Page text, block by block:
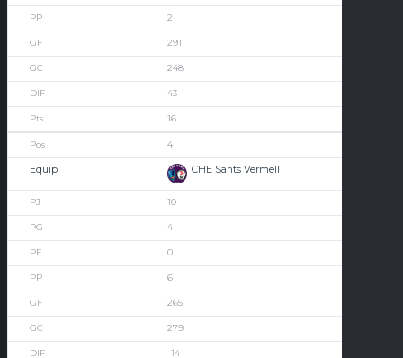
2
291
248
43
16
4
CHE Sants Vermell
10
4
0
6
265
279
-14